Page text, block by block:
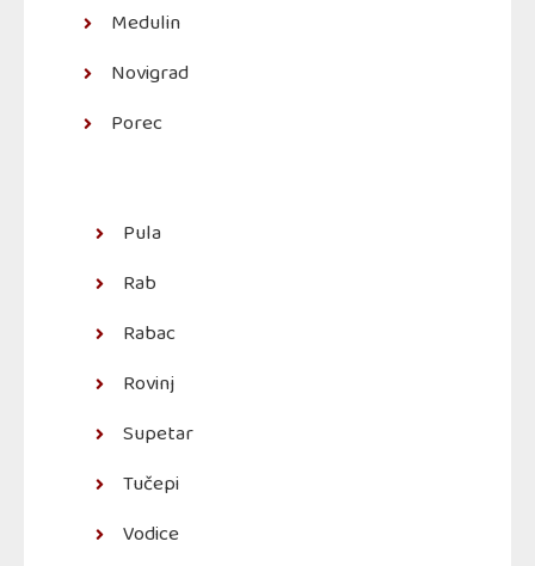
Medulin
Novigrad
Porec
Pula
Rab
Rabac
Rovinj
Supetar
Tučepi
Vodice